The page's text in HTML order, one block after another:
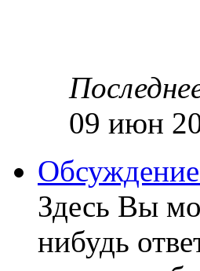
09 июн
Здесь Вы
нибудь